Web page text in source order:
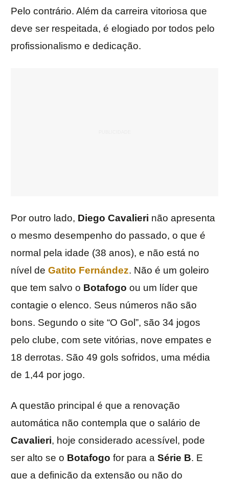
Pelo contrário. Além da carreira vitoriosa que
deve ser respeitada, é elogiado por todos pelo
profissionalismo e dedicação.
Por outro lado, Diego Cavalieri não apresenta
o mesmo desempenho do passado, o que é
normal pela idade (38 anos), e não está no
nível de Gatito Fernández. Não é um goleiro
que tem salvo o Botafogo ou um líder que
contagie o elenco. Seus números não são
bons. Segundo o site “O Gol”, são 34 jogos
pelo clube, com sete vitórias, nove empates e
18 derrotas. São 49 gols sofridos, uma média
de 1,44 por jogo.
A questão principal é que a renovação
automática não contempla que o salário de
Cavalieri, hoje considerado acessível, pode
ser alto se o Botafogo for para a Série B. E
que a definição da extensão ou não do